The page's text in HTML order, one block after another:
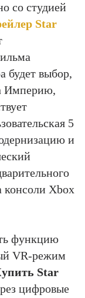
со студией
Star
будет выбор,
Империю,
5
и
консоли Xbox
функцию
VR-режим
Star
цифровые